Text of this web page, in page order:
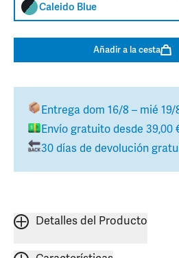
Caleido Blue
Añadir a la cesta
Entrega dom 16/8 – mié 19/
Envío gratuito desde 39,00
30 días de devolución
Detalles del Producto